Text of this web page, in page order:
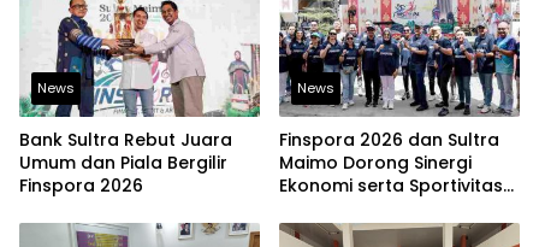
News
Bank Sultra Rebut Juara
Umum dan Piala Bergilir
Finspora 2026
News
Finspora 2026 dan Sultra
Maimo Dorong Sinergi
Ekonomi serta Sportivitas